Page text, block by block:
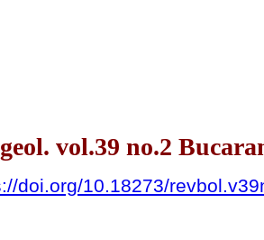
vol.39 no.2
doi.org/10.18273/